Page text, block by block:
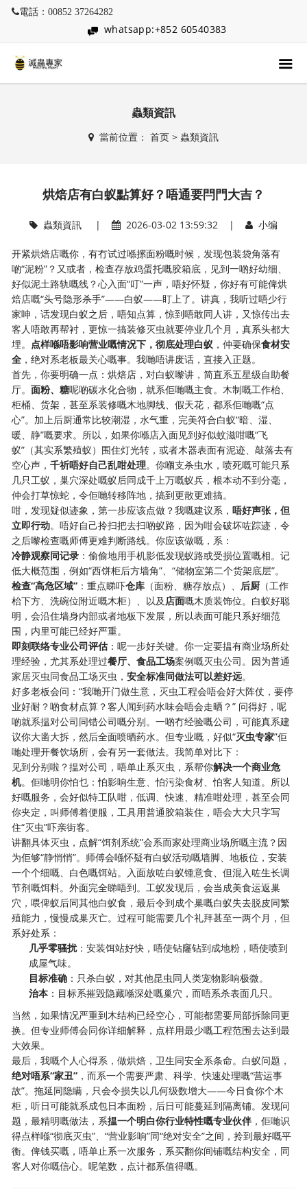
電話：00852 37264282
whatsapp:+852 60540383
蟲類資訊
當前位置： 首页> 蟲類資訊
烘焙店有白蚁點算好？唔通要閂門大吉？
蟲類資訊| 2026-03-02 13:59:32 | 小编
开紧烘焙店嘅你，有冇试过喺摞面粉嘅时候，发现包装袋角落有
啲“泥粉”？又或者，检查存放鸡蛋托嘅胶箱底，见到一啲好幼细、
好似泥土路轨嘅线？心入面“叮”一声，唔好怀疑，你好有可能俾烘
焙店嘅“头号隐形杀手”——白蚁——盯上了。讲真，我听过唔少行
家呻，话发现白蚁之后，唔知点算，惊到唔敢同人讲，又惊传出去
客人唔敢再帮衬，更惊一搞装修灭虫就要停业几个月，真系头都大
埋。 点样喺唔影响营业嘅情况下，彻底处理白蚁 ，仲要确保食材安
全 ，绝对系老板最关心嘅事。我哋唔讲废话，直接入正题。
首先，你要明确一点：烘焙店，对白蚁嚟讲，简直系五星级自助餐
厅。面粉、糖呢啲碳水化合物，就系佢哋嘅主食。木制嘅工作枱、
柜桶、货架，甚至系装修嘅木地脚线、假天花，都系佢哋嘅“点
心”。加上后厨通常比较潮湿，水气重，完美符合白蚁“暗、湿、
暖、静”嘅要求。所以，如果你喺店入面见到好似蚊滋咁嘅“飞
蚁”（其实系繁殖蚁）围住灯光转，或者木器表面有泥迹、敲落去有
空心声，千祈唔好自己乱咁处理。你嗰支杀虫水，喷死嘅可能只系
几只工蚁，巢穴深处嘅蚁后同成千上万嘅蚁兵，根本动不到分毫，
仲会打草惊蛇，令佢哋转移阵地，搞到更散更难搞。
咁，发现疑似迹象，第一步应该点做？我嘅建议系，唔好声张，但
立即行动。唔好自己拎扫把去扫啲蚁路，因为咁会破坏咗踪迹，令
之后嚟检查嘅师傅更难判断路线。你应该做嘅，系：
冷静观察同记录 ：偷偷地用手机影低发现蚁路或受损位置嘅相。记
低大概范围，例如“西饼柜后方墙角”、“储物室第二个货架底层”。
检查“高危区域” ：重点睇吓仓库 （面粉、糖存放点）、 后厨 （工作
枱下方、洗碗位附近嘅木柜）、以及店面嘅木质装饰位。白蚁好聪
明，会沿住墙身内部或者地板下发展，所以表面可能只系好细范
围，内里可能已经好严重。
即刻联络专业公司评估 ：呢一步好关键。你一定要揾有商业场所处
理经验，尤其系处理过餐厅、食品工场案例嘅灭虫公司。因为普通
家居灭虫同食品工场灭虫，安全标准同做法可以差好远。
好多老板会问：“我哋开门做生意，灭虫工程会唔会好大阵仗，要停
业好耐？啲食材点算？客人闻到药水味会唔会走晒？” 问得好，呢
啲就系揾对公司同错公司嘅分别。一啲冇经验嘅公司，可能真系建
议你大凿大拆，然后全面喷晒药水。但专业嘅，好似“灭虫专家”佢
哋处理开餐饮场所，会有另一套做法。我简单对比下：
见到分别啦？揾对公司，唔单止系灭虫，系帮你解决一个商业危
机。佢哋明你怕乜：怕影响生意、怕污染食材、怕客人知道。所以
好嘅服务，会好似特工队咁，低调、快速、精准咁处理，甚至会同
你夹定，叫师傅着便服，工具用普通胶箱装住，唔会大大只字写
住“灭虫”吓亲街客。
讲翻具体灭虫，点解“饵剂系统”会系而家处理商业场所嘅主流？因
为佢够“静悄悄”。师傅会喺怀疑有白蚁活动嘅墙脚、地板位，安装
一个个细嘅、白色嘅饵站。入面放咗白蚁锺意食、但混入咗生长调
节剂嘅饵料。外面完全睇唔到。工蚁发现后，会当成美食运返巢
穴，喂俾蚁后同其他白蚁食，最后令到成个巢嘅白蚁失去脱皮同繁
殖能力，慢慢成巢灭亡。过程可能需要几个礼拜甚至一两个月，但
系好处系：
几乎零骚扰：安装饵站好快，唔使钻窿钻到成地粉，唔使喷到
成屋气味。
目标准确 ：只杀白蚁，对其他昆虫同人类宠物影响极微。
治本 ：目标系摧毁隐藏喺深处嘅巢穴，而唔系杀表面几只。
当然，如果情况严重到木结构已经空心，可能都需要局部拆除同更
换。但专业师傅会同你详细解释，点样用最少嘅工程范围去达到最
大效果。
最后，我嘅个人心得系，做烘焙，卫生同安全系条命。白蚁问题，
绝对唔系“家丑” ，而系一个需要严肃、科学、快速处理嘅“营运事
故”。拖延同隐瞒，只会令损失以几何级数增大——今日食你个木
柜，听日可能就系成包日本面粉，后日可能蔓延到隔离铺。发现问
题，最精明嘅做法，系揾一个明白你行业特性嘅专业伙伴，佢哋识
得点样喺“彻底灭虫”、“营业影响”同“绝对安全”之间，拎到最好嘅平
衡。俾钱买嘅，唔单止系一次服务，系买翻你间铺嘅结构安全，同
客人对你嘅信心。呢笔数，点计都系值得嘅。